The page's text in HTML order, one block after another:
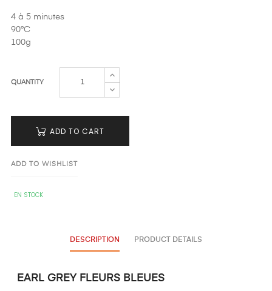
4 à 5 minutes
90°C
100g
QUANTITY
ADD TO CART
ADD TO WISHLIST
EN STOCK
DESCRIPTION PRODUCT DETAILS
EARL GREY FLEURS BLEUES